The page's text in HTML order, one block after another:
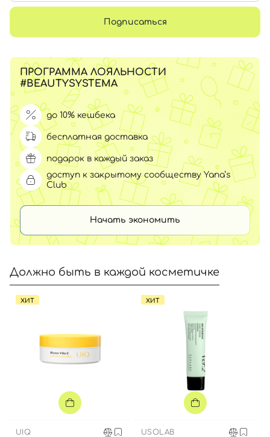
Подписаться
ПРОГРАММА ЛОЯЛЬНОСТИ
#BEAUTYSYSTEMA
до 10% кешбека
бесплатная доставка
подарок в каждый заказ
доступ к закрытому сообществу Yana’s
Club
Начать экономить
Должно быть в каждой косметичке
ХИТ
UIQ
ХИТ
USOLAB